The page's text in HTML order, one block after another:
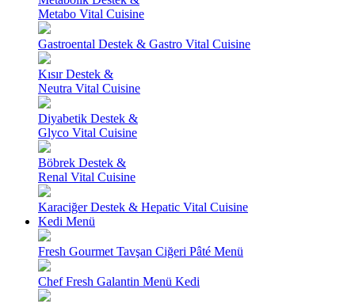
Metabo Vital Cuisine
Gastroental Destek & Gastro Vital Cuisine
Kısır Destek &
Neutra Vital Cuisine
Diyabetik Destek &
Glyco Vital Cuisine
Böbrek Destek &
Renal Vital Cuisine
Karaciğer Destek & Hepatic Vital Cuisine
Kedi Menü
Fresh Gourmet Tavşan Ciğeri Pâté Menü
Chef Fresh Galantin Menü Kedi